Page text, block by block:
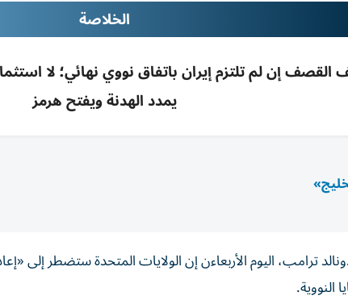
الخلاصة
يمدد الهدنة ويفتح هرمز
ترامب، ​اليوم ⁠الأربعاءن ‌إن الولايات ‌المتحدة ستضطر إلى
النووية.